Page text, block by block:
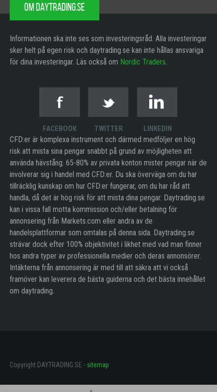
OM DAYTRADING.SE
Informationen ska inte ses som investeringsråd. Alla investeringar
sker helt på egen risk och daytrading.se kan inte hållas ansvariga
för dina investeringar. Läs också om Nordic Traders.
FACEBOOK TWITTER LINKEDIN
CFD:er är komplexa instrument och därmed medföljer en hög
risk att mista sina pengar snabbt på grund av möjligheten att
använda hävstång. 65-80% av privata konton mister pengar när de
involverar sig i handel med CFD:er. Du ska överväga om du har
tillräcklig kunskap om hur CFD:er fungerar, om du har råd att
handla, då det är hög risk för att mista dina pengar. Daytrading.se
kan i vissa fall motta kommission och/eller betalning för
annonsering från Markets.com eller andra av de
handelsplattformar som omtalas på denna sida. Daytrading.se
strävar dock efter 100% objektivitet i likhet med vad man finner
hos andra typer av professionella medier och deras annonsörer.
Intäkterna från annonsering är med till att säkra att vi också
framöver kan leverera de bästa guiderna och det bästa innehållet
om daytrading.
Copyright DAYTRADING.SE - sitemap